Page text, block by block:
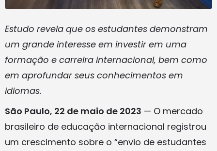
Estudo revela que os estudantes demonstram
um grande interesse em investir em uma
formação e carreira internacional, bem como
em aprofundar seus conhecimentos em
idiomas.
São Paulo, 22 de maio de 2023 — O mercado
brasileiro de educação internacional registrou
um crescimento sobre o “envio de estudantes